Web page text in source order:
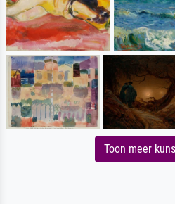
Toon meer